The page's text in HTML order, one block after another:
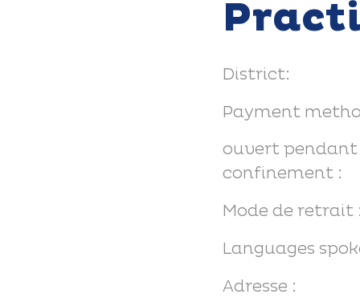
District:
Payment
ouvert pendant
confinement :
Mode de retrait :
Languages
Adresse :